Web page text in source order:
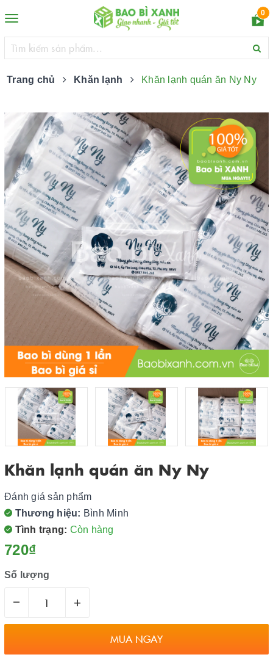
Toggle
navigation
0
Trang chủ Khăn lạnh Khăn lạnh quán ăn Ny Ny
Khăn lạnh quán ăn Ny Ny
Đánh giá sản phẩm
Thương hiệu: Bình Minh
Tình trạng: Còn hàng
720₫
Số lượng
– +
MUA NGAY